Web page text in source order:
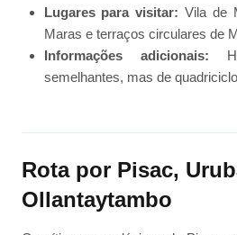
Lugares para visitar: Vila de
Maras e terraços circulares de
Informações adicionais:
semelhantes, mas de
Rota por Pisac,
Ollantaytambo